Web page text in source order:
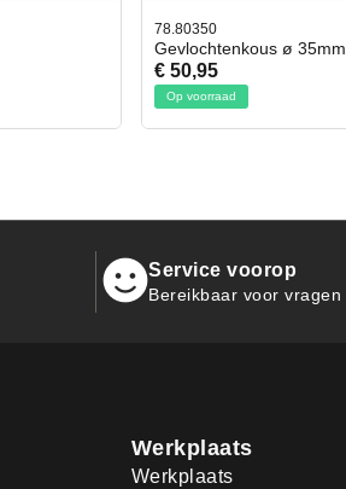
78.80350
Gevlochtenkous ø 35mm
€ 50,95
Op voorraad
Service voorop
Bereikbaar voor vragen
Werkplaats
Werkplaats